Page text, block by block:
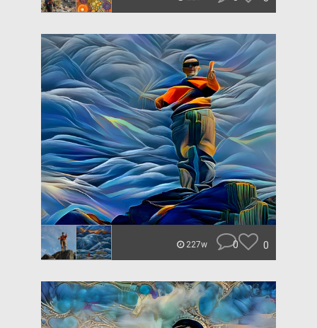
227w 0 0